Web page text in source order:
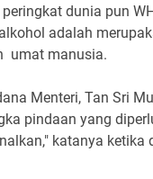
dunia pun
adalah
umat manusia.
Menteri, Tan Sri
pindaan yang
katanya ketika